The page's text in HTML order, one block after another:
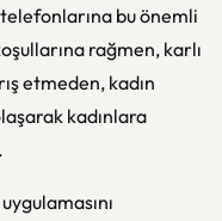
bu önemli
rağmen, karlı
etmeden, kadın
kadınlara